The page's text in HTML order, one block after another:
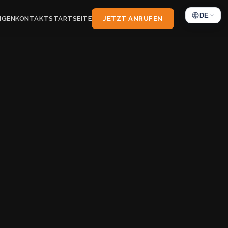
KONTAKTSTARTSEITE JETZT ANRUFEN DE